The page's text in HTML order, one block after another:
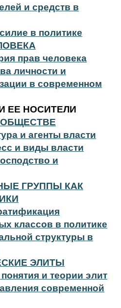
и средств в
в политике
прав человека
личности и
в современном
ЕЕ НОСИТЕЛИ
и агенты власти
и виды власти
и
ГРУППЫ КАК
классов в политике
структуры в
ЭЛИТЫ
и теории элит
современной